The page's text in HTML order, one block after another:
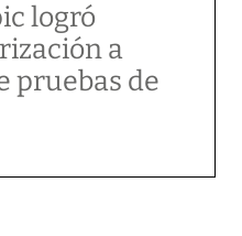
logró
a
pruebas de